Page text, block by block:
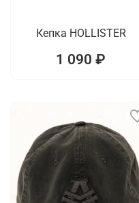
Кепка HOLLISTER
1 090 ₽